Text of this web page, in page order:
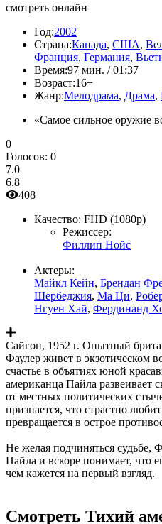
смотреть онлайн
Год:2002
Страна:Канада, США,
Франция, Германия,
Время:97 мин. / 01:37
Возраст:16+
Жанр:Мелодрама, Драма,
«Самое сильное оружие
0
Голосов: 0
7.0
6.8
408
Качество: FHD (1080p)
Режиссер:
Филлип Нойс
Актеры:
Майкл Кейн, Брендан
Шербеджия, Ма Ци,
Нгуен Хай, Фердинанд
Сайгон, 1952 г. Опытный
Фаулер живет в экзотическом
счастье в объятиях юной
американца Пайла развеивает
от местных политических
признается, что страстно
превращается в острое
Не желая подчиняться судьбе,
Пайла и вскоре понимает, что
чем кажется на первый взгляд.
Смотреть Тихий